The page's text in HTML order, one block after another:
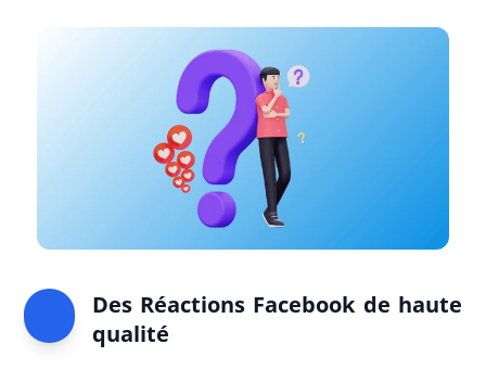
Des Réactions Facebook de haute
qualité